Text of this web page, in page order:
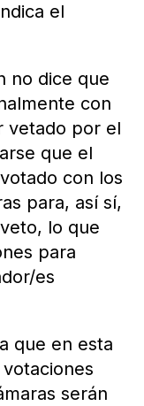
el
no dice que
con
vetado por el
que el
con los
para, así sí,
lo que
para
es
que en esta
serán